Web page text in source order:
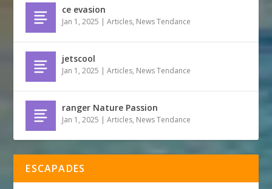
ce evasion
Jan 1, 2025 |Articles, News Tendance
jetscool
Jan 1, 2025 |Articles, News Tendance
ranger Nature Passion
Jan 1, 2025 |Articles, News Tendance
ESCAPADES